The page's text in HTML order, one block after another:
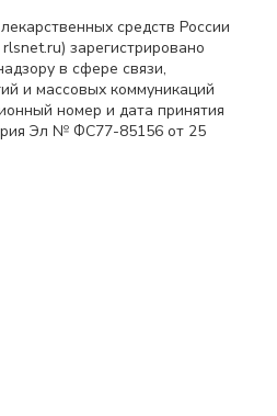
средств России
зарегистрировано
в сфере связи,
и массовых коммуникаций
номер и дата принятия
Эл № ФС77-85156 от 25